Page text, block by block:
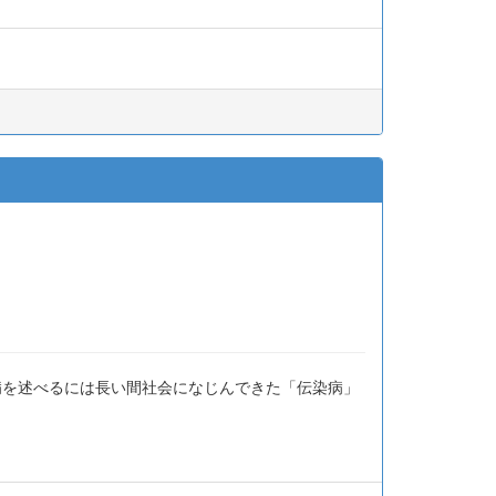
べるには長い間社会になじんできた「伝染病」